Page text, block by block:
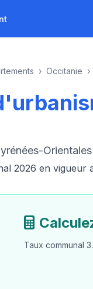
› Occitanie ›
Orientales
2026 en vigueur
Taux communal